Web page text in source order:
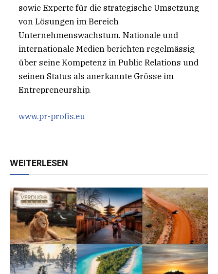
sowie Experte für die strategische Umsetzung
von Lösungen im Bereich
Unternehmenswachstum. Nationale und
internationale Medien berichten regelmässig
über seine Kompetenz in Public Relations und
seinen Status als anerkannte Grösse im
Entrepreneurship.
www.pr-profis.eu
WEITERLESEN